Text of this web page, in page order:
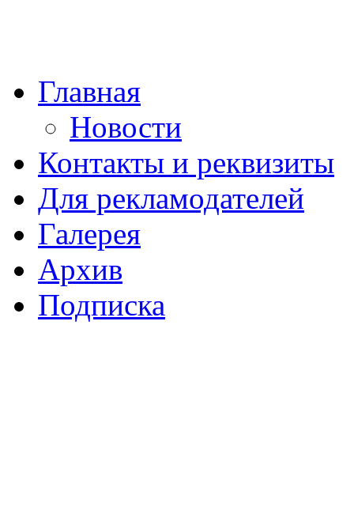
Главная
Новости
Контакты и реквизиты
Для рекламодателей
Галерея
Архив
Подписка